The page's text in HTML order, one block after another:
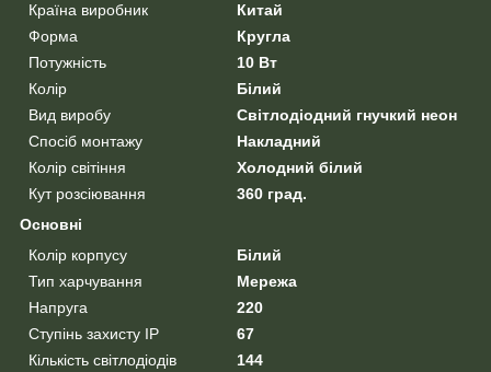
Країна виробник
Китай
Форма
Кругла
Потужність
10 Вт
Колір
Білий
Вид виробу
Світлодіодний гнучкий неон
Спосіб монтажу
Накладний
Колір світіння
Холодний білий
Кут розсіювання
360 град.
Основні
Колір корпусу
Білий
Тип харчування
Мережа
Напруга
220
Ступінь захисту IP
67
Кількість світлодіодів
144